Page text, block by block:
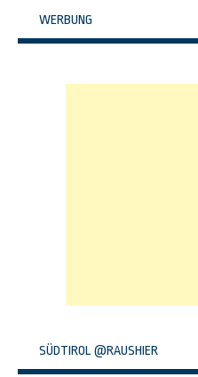
WERBUNG
SÜDTIROL @RAUSHIER